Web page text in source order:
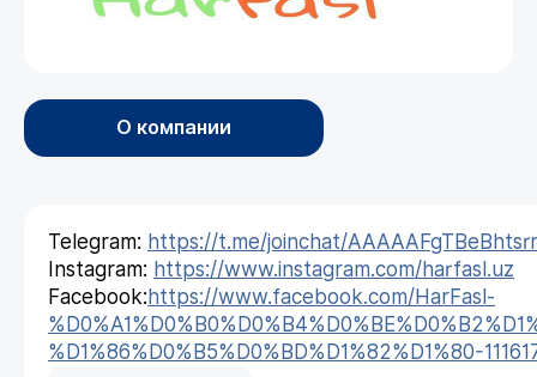
О компании
Telegram: https://t.me/joinchat/
Instagram: https://www.instagram.com/harfasl.uz
Facebook: https://www.facebook.com/HarFasl-
%D1%86%D0%B5%D0%BD%D1%82%D1%80-